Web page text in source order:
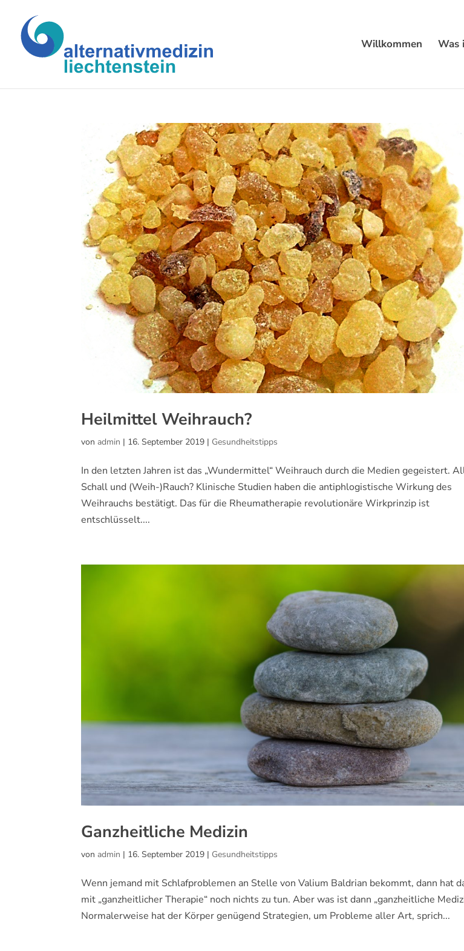
Willkommen Was
Heilmittel Weihrauch?
vonadmin | 16. September 2019 | Gesundheitstipps
In den letzten Jahren ist das „Wundermittel“ Weihrauch durch die Medien gegeistert.
Schall und (Weih-)Rauch? Klinische Studien haben die antiphlogistische Wirkung des
Weihrauchs bestätigt. Das für die Rheumatherapie revolutionäre Wirkprinzip ist
entschlüsselt....
Ganzheitliche Medizin
vonadmin | 16. September 2019 | Gesundheitstipps
Wenn jemand mit Schlafproblemen an Stelle von Valium Baldrian bekommt, dann hat
mit „ganzheitlicher Therapie“ noch nichts zu tun. Aber was ist dann „ganzheitliche
Normalerweise hat der Körper genügend Strategien, um Probleme aller Art, sprich...